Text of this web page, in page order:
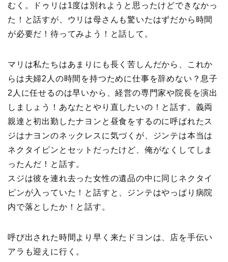
むく。ドゥリは1度は別れようと思ったけどできなかっ
た！と話すが、ウリは母さんも驚いたはずだから時間
が必要だ！待ってみよう！と話して。
マリは私たちはあまりにも長く苦しんだから、これか
らは夫婦2人の時間を持つために仕事を辞めない？息子
2人に任せるのは早いから、経営の専門家や院長を演出
しましょう！あなたとやり直したいの！と話す。義両
親達と初出勤したナヨンと昼食をするのに呼ばれたス
ジはナヨンのネックレスに気づくが、ジンテは本当は
ネクタイピンとセットだったけど、俺がなくしてしま
ったんだ！と話す。
スジは彼を連れ去った女性の遺品の中に同じネクタイ
ピンが入っていた！と話すと、ジンテはやっぱり病院
内で落としたか！と話す。
呼び出された時間より早く来たドヨンは、店を手伝い
アラも迎えに行く。